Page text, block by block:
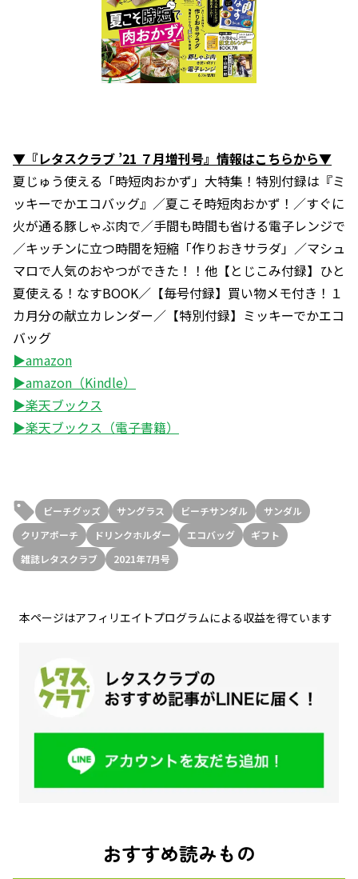
▼『レタスクラブ ’21 ７月増刊号』情報はこちらから▼
夏じゅう使える「時短肉おかず」大特集！特別付録は『ミ
ッキーでかエコバッグ』／夏こそ時短肉おかず！／すぐに
火が通る豚しゃぶ肉で／手間も時間も省ける電子レンジで
／キッチンに立つ時間を短縮「作りおきサラダ」／マシュ
マロで人気のおやつができた！！他【とじこみ付録】ひと
夏使える！なすBOOK／【毎号付録】買い物メモ付き！１
カ月分の献立カレンダー／【特別付録】ミッキーでかエコ
バッグ
▶amazon
▶amazon（Kindle）
▶楽天ブックス
▶楽天ブックス（電子書籍）
ビーチグッズ サングラス ビーチサンダル
サンダル
クリアポーチ
ドリンクホルダー エコバッグ
ギフト
雑誌レタスクラブ
2021年7月号
本ページはアフィリエイトプログラムによる収益を得ています
おすすめ読みもの